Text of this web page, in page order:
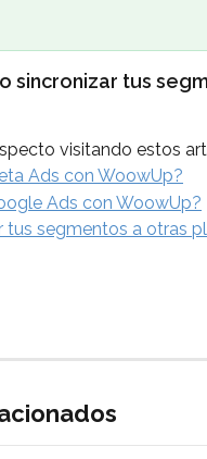
sincronizar tus
visitando estos
Ads con WoowUp?
Ads con WoowUp?
tus segmentos a otras